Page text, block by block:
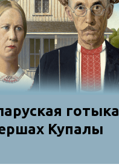
готыка
Купалы